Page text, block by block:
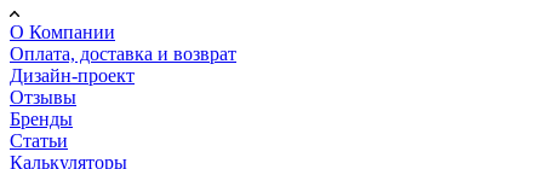
О Компании
Оплата, доставка и возврат
Дизайн-проект
Отзывы
Бренды
Статьи
Калькуляторы